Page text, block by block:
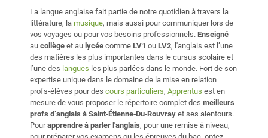
La langue anglaise fait partie de notre quotidien à travers la
littérature, la musique, mais aussi pour communiquer lors de
vos voyages ou pour vos besoins professionnels. Enseigné
au collège et au lycée comme LV1 ou LV2, l'anglais est l’une
des matières les plus importantes dans le cursus scolaire et
l’une des langues les plus parlées dans le monde. Fort de son
expertise unique dans le domaine de la mise en relation
profs-élèves pour des cours particuliers, Apprentus est en
mesure de vous proposer le répertoire complet des meilleurs
profs d’anglais à Saint‑Étienne‑Du‑Rouvray et ses alentours.
Pourapprendre à parler l'anglais, pour une remise à niveau,